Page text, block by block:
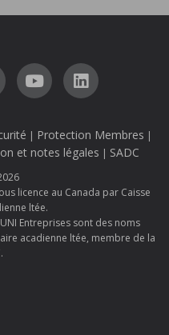
| Protection Membres |
et notes légales | SADC
licence au Canada par Caisse
ltée.
Entreprises sont des noms
acadienne ltée, membre de la